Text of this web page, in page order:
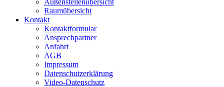
Außenstellenübersicht
Raumübersicht
Kontakt
Kontaktformular
Ansprechpartner
Anfahrt
AGB
Impressum
Datenschutzerklärung
Video-Datenschutz